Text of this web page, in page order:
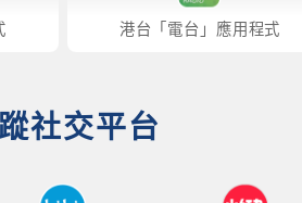
港台「電台」應用程式
社交平台